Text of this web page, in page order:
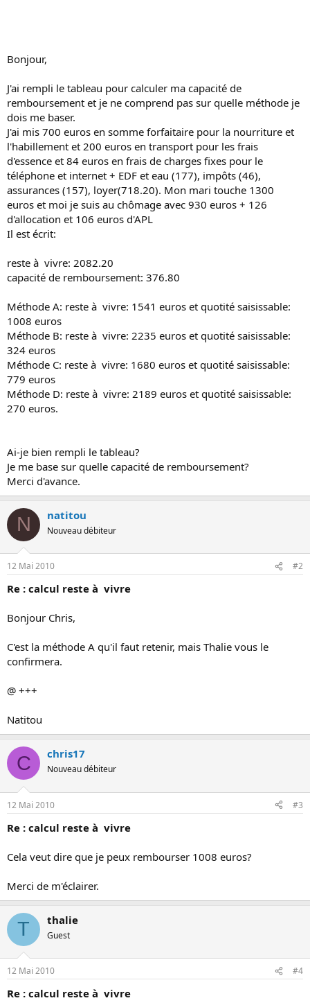
Bonjour,
J'ai rempli le tableau pour calculer ma capacité de
remboursement et je ne comprend pas sur quelle méthode je
dois me baser.
J'ai mis 700 euros en somme forfaitaire pour la nourriture et
l'habillement et 200 euros en transport pour les frais
d'essence et 84 euros en frais de charges fixes pour le
téléphone et internet + EDF et eau (177), impôts (46),
assurances (157), loyer(718.20). Mon mari touche 1300
euros et moi je suis au chômage avec 930 euros + 126
d'allocation et 106 euros d'APL
Il est écrit:
reste à vivre: 2082.20
capacité de remboursement: 376.80
Méthode A: reste à vivre: 1541 euros et quotité saisissable:
1008 euros
Méthode B: reste à vivre: 2235 euros et quotité saisissable:
324 euros
Méthode C: reste à vivre: 1680 euros et quotité saisissable:
779 euros
Méthode D: reste à vivre: 2189 euros et quotité saisissable:
270 euros.
Ai-je bien rempli le tableau?
Je me base sur quelle capacité de remboursement?
Merci d'avance.
N natitou
Nouveau débiteur
12 Mai 2010 #2
Re : calcul reste à vivre
Bonjour Chris,
C'est la méthode A qu'il faut retenir, mais Thalie vous le
confirmera.
@ +++
Natitou
C chris17
Nouveau débiteur
12 Mai 2010 #3
Re : calcul reste à vivre
Cela veut dire que je peux rembourser 1008 euros?
Merci de m'éclairer.
T thalie
Guest
12 Mai 2010 #4
Re : calcul reste à vivre